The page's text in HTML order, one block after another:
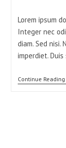
Lorem ipsum
Integer nec
diam. Sed
imperdiet.
Continue Reading